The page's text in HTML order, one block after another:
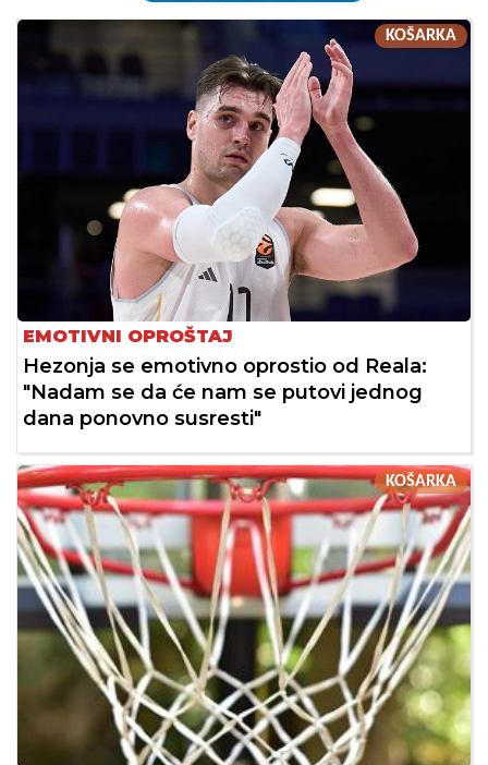
KOŠARKA
EMOTIVNI OPROŠTAJ
Hezonja se emotivno oprostio od Reala:
"Nadam se da će nam se putovi jednog
dana ponovno susresti"
KOŠARKA